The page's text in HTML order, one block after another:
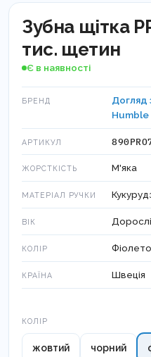
Зубна щітка
тис. щетин
Є в наявності
БРЕНД
Догляд
Humble
АРТИКУЛ
ЖОРСТКІСТЬ М'яка
МАТЕРІАЛ РУЧКИ
ВІК
КОЛІР
КРАЇНА Швеція
КОЛІР
жовтий чорний